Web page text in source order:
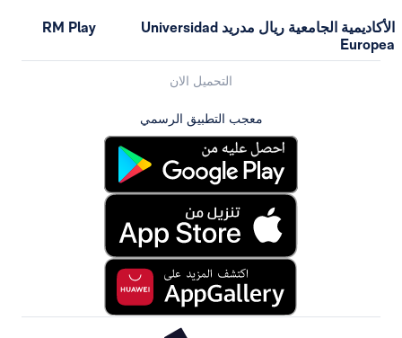
الأكاديمية الجامعية ريال مدريد Universidad
Europea
RM Play
التحميل الان
معجب التطبيق الرسمي